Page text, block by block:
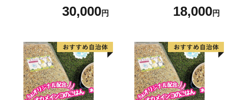
30,000円 18,000円